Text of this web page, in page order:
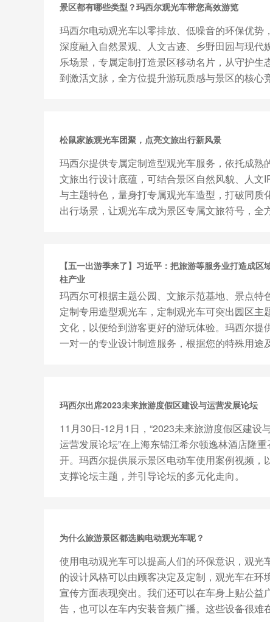
景区都有哪些类型？玛西尔观光车带您高效游览
玛西尔电动观光车以零排放、低噪音的环保优势，
深度融入自然景观、人文古迹、乡野田园与现代
乐场景，专属定制打造景区移动名片，从守护生
到激活文脉，全方位提升游玩质感与景区的核心
松鼠家族观光车团聚，点亮文旅出行新风景
玛西尔提供专属定制造型观光车服务，依托成熟
文旅出行设计底蕴，可结合景区自然风貌、人文
与主题特色，量身打专属观光车造型，打破同质
出行场景，让观光车成为景区专属文旅符号，全
【五一出游季来了】习近平：把旅游等服务业打造成区
柱产业
玛西尔可根据主题公园、文旅示范基地、景点特
定制专用造型观光车，定制观光车可突出园区主
文化，以便给到游客更好的游玩体验。玛西尔提
一对一的专业设计制造服务，根据您的特殊用途
玛西尔出席2023未来旅游度假区建设与运营发展论坛
11月30日-12月1日，“2023未来旅游度假区建设
运营发展论坛”在上海东锦江希尔顿逸林酒店隆重
开。玛西尔提供展示景区电动车使用案例视频，
支撑论坛主题，并引导论坛的多元化走向。
为什么旅游景区都选购电动观光车呢？
使用电动观光车可以提高人们的环保意识，观光
的设计风格可以由顾客决定及定制，观光车在环
宣传方面表现突出。我们还可以在车身上贴公益
告，也可以在车内安装音频广播。这些设备很难